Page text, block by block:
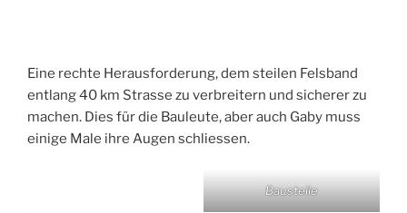
Eine rechte Herausforderung, dem steilen Felsband
entlang 40 km Strasse zu verbreitern und sicherer zu
machen. Dies für die Bauleute, aber auch Gaby muss
einige Male ihre Augen schliessen.
Baustelle